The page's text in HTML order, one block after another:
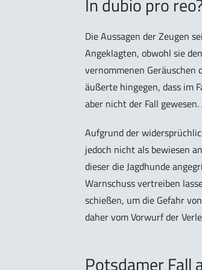
Die Aussagen der Zeugen
Angeklagten, obwohl sie
vernommenen Geräuschen
äußerte hingegen, dass im
aber nicht der Fall
Aufgrund der
jedoch nicht als bewiesen
dieser die Jagdhunde
Warnschuss vertreiben
schießen, um die Gefahr
daher vom Vorwurf der
Potsdamer Fall